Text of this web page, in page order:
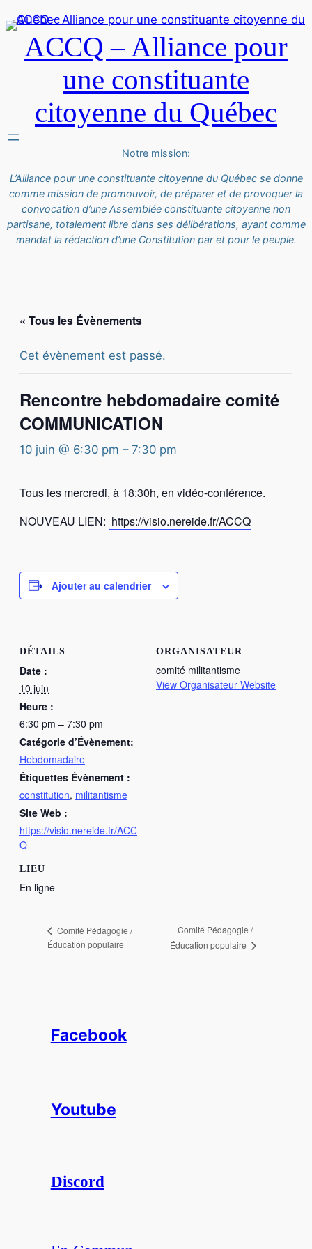
ACCQ – Alliance pour
une constituante
citoyenne du Québec
Notre mission:
L’Alliance pour une constituante citoyenne du Québec se donne
comme mission de promouvoir, de préparer et de provoquer la
convocation d’une Assemblée constituante citoyenne non
partisane, totalement libre dans ses délibérations, ayant comme
mandat la rédaction d’une Constitution par et pour le peuple.
« Tous les Évènements
Cet évènement est passé.
Rencontre hebdomadaire comité
COMMUNICATION
10 juin @ 6:30 pm – 7:30 pm
Tous les mercredi, à 18:30h, en vidéo-conférence.
NOUVEAU LIEN: https://visio.nereide.fr/ACCQ
Ajouter au calendrier
DÉTAILS
Date :
10 juin
Heure :
6:30 pm – 7:30 pm
Catégorie d’Évènement:
Hebdomadaire
Étiquettes Évènement :
constitution, militantisme
Site Web :
https://visio.nereide.fr/ACC
Q
LIEU
En ligne
ORGANISATEUR
comité militantisme
View Organisateur Website
Comité Pédagogie /
Éducation populaire
Comité Pédagogie /
Éducation populaire
Facebook
Youtube
Discord